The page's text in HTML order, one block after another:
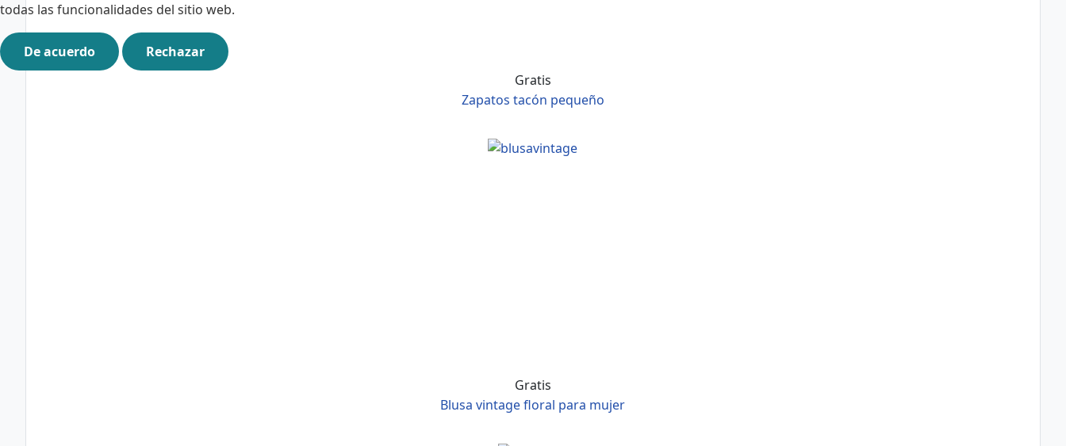
Gratis
Zapatos tacón pequeño
Gratis
Blusa vintage floral para mujer
todas las funcionalidades del sitio web.
De acuerdo Rechazar